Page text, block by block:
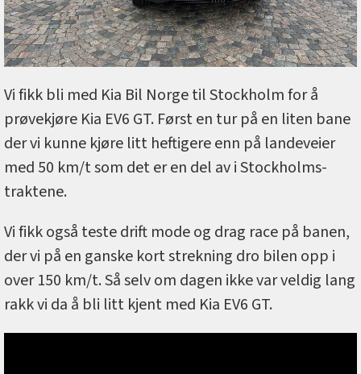
Vi fikk bli med Kia Bil Norge til Stockholm for å
prøvekjøre Kia EV6 GT. Først en tur på en liten bane
der vi kunne kjøre litt heftigere enn på landeveier
med 50 km/t som det er en del av i Stockholms-
traktene.
Vi fikk også teste drift mode og drag race på banen,
der vi på en ganske kort strekning dro bilen opp i
over 150 km/t. Så selv om dagen ikke var veldig lang
rakk vi da å bli litt kjent med Kia EV6 GT.